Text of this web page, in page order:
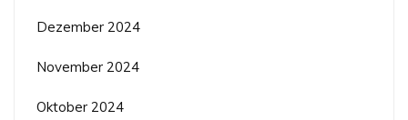
Dezember 2024
November 2024
Oktober 2024